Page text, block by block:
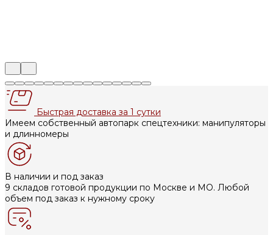
Быстрая доставка за 1 сутки
Имеем собственный автопарк спецтехники: манипуляторы
и длинномеры
В наличии и под заказ
9 складов готовой продукции по Москве и МО. Любой
объем под заказ к нужному сроку